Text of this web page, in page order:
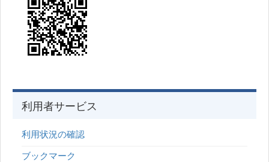
利用者サービス
利用状況の確認
ブックマーク